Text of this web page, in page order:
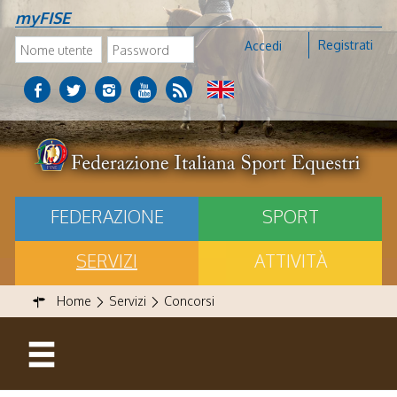
myFISE
Accedi Registrati
FEDERAZIONE
SPORT
SERVIZI
ATTIVITÀ
Home Servizi Concorsi